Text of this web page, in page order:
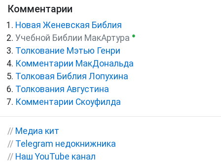
Комментарии
Новая Женевская Библия
Учебной Библии МакАртура ●
Толкование Мэтью Генри
Комментарии МакДональда
Толковая Библия Лопухина
Толкования Августина
Комментарии Скоуфилда
// Медиа кит
// Telegram недокнижника
// Наш YouTube канал